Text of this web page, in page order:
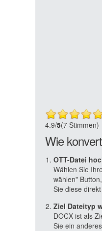
4.9/5(7 Stimmen)
Wie
OTT-Datei
Wählen Sie
wählen"
Sie diese
Ziel Dateityp
DOCX ist als
Sie ein